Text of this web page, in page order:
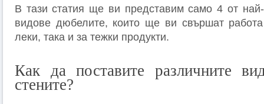
В тази статия ще ви представим само 4 от
видове дюбелите, които ще ви свършат
леки, така и за тежки продукти.
Как да поставите различните
стените?